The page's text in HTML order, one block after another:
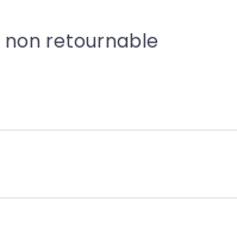
non retournable